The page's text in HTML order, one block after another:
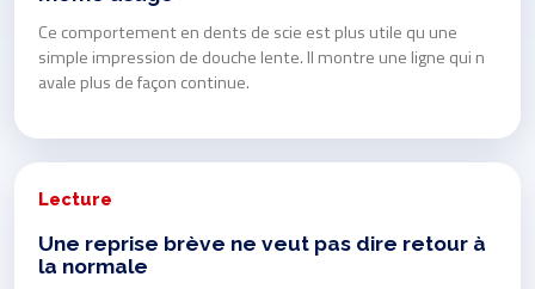
Ce comportement en dents de scie est plus utile qu une
simple impression de douche lente. Il montre une ligne qui n
avale plus de façon continue.
Lecture
Une reprise brève ne veut pas dire retour à
la normale